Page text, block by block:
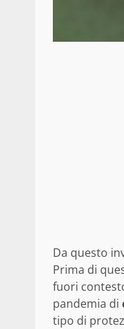
Da questo
Prima di
fuori
pandemia di
tipo di